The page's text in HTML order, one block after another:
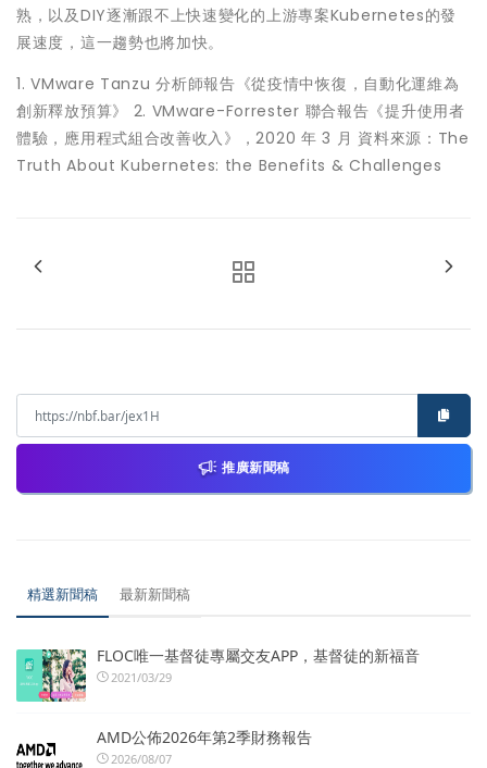
熟，以及DIY逐漸跟不上快速變化的上游專案Kubernetes的發
展速度，這一趨勢也將加快。
1. VMware Tanzu 分析師報告《從疫情中恢復，⾃動化運維為
創新釋放預算》 2. VMware-Forrester 聯合報告《提升使⽤者
體驗，應⽤程式組合改善收入》，2020 年 3 ⽉ 資料來源：The
Truth About Kubernetes: the Benefits & Challenges
推廣新聞稿
精選新聞稿 最新新聞稿
FLOC唯一基督徒專屬交友APP，基督徒的新福音
2021/03/29
AMD公佈2026年第2季財務報告
2026/08/07